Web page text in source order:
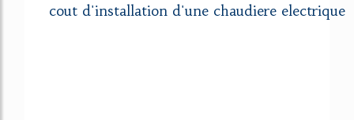
cout d'installation d'une chaudiere electrique